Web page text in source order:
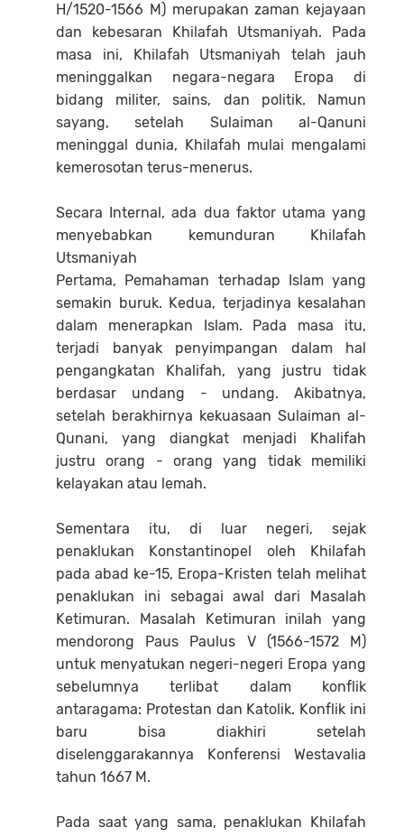
H/1520-1566 M) merupakan zaman kejayaan
dan kebesaran Khilafah Utsmaniyah. Pada
masa ini, Khilafah Utsmaniyah telah jauh
meninggalkan negara-negara Eropa di
bidang militer, sains, dan politik. Namun
sayang, setelah Sulaiman al-Qanuni
meninggal dunia, Khilafah mulai mengalami
kemerosotan terus-menerus.
Secara Internal, ada dua faktor utama yang
menyebabkan kemunduran Khilafah
Utsmaniyah
Pertama, Pemahaman terhadap Islam yang
semakin buruk. Kedua, terjadinya kesalahan
dalam menerapkan Islam. Pada masa itu,
terjadi banyak penyimpangan dalam hal
pengangkatan Khalifah, yang justru tidak
berdasar undang - undang. Akibatnya,
setelah berakhirnya kekuasaan Sulaiman al-
Qunani, yang diangkat menjadi Khalifah
justru orang - orang yang tidak memiliki
kelayakan atau lemah.
Sementara itu, di luar negeri, sejak
penaklukan Konstantinopel oleh Khilafah
pada abad ke-15, Eropa-Kristen telah melihat
penaklukan ini sebagai awal dari Masalah
Ketimuran. Masalah Ketimuran inilah yang
mendorong Paus Paulus V (1566-1572 M)
untuk menyatukan negeri-negeri Eropa yang
sebelumnya terlibat dalam konflik
antaragama: Protestan dan Katolik. Konflik ini
baru bisa diakhiri setelah
diselenggarakannya Konferensi Westavalia
tahun 1667 M.
Pada saat yang sama, penaklukan Khilafah